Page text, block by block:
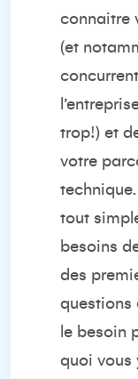
connaitre
(et
trop!) et
votre
tout
besoins
des
questions
le besoin
quoi vous